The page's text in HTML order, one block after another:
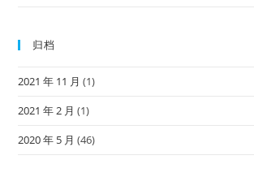
归档
2021 年 11 月 (1)
2021 年 2 月 (1)
2020 年 5 月 (46)